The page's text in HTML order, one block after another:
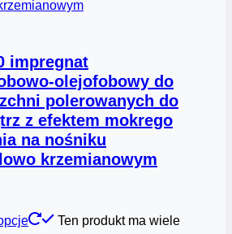
impregnat
olejofobowy do
polerowanych do
z efektem mokrego
na nośniku
krzemianowym
Ten produkt ma wiele